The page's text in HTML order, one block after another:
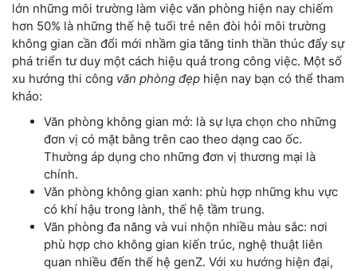
lớn những môi trường làm việc văn phòng hiện nay chiếm
hơn 50% là những thế hệ tuổi trẻ nên đòi hỏi môi trường
không gian cần đổi mới nhầm gia tăng tinh thần thúc đẩy sự
phá triển tư duy một cách hiệu quả trong công việc. Một số
xu hướng thi công văn phòng đẹp hiện nay bạn có thể tham
khảo:
Văn phòng không gian mở: là sự lựa chọn cho những
đơn vị có mặt bằng trên cao theo dạng cao ốc.
Thường áp dụng cho những đơn vị thương mại là
chính.
Văn phòng không gian xanh: phù hợp những khu vực
có khí hậu trong lành, thế hệ tầm trung.
Văn phòng đa năng và vui nhộn nhiều màu sắc: nơi
phù hợp cho không gian kiến trúc, nghệ thuật liên
quan nhiều đến thế hệ genZ. Với xu hướng hiện đại,